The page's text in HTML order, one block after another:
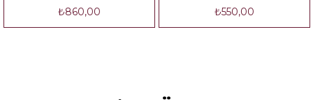
₺860,00 ₺550,00